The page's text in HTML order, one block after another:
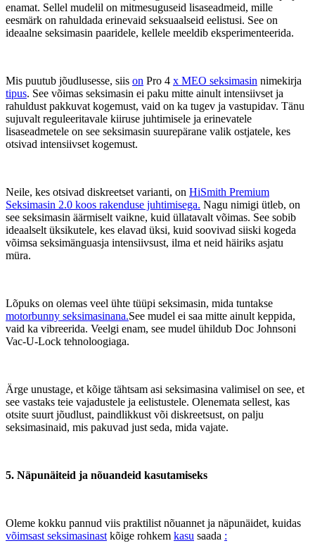
enamat. Sellel mudelil on mitmesuguseid lisaseadmeid, mille
eesmärk on rahuldada erinevaid seksuaalseid eelistusi. See on
ideaalne seksimasin paaridele, kellele meeldib eksperimenteerida.
Mis puutub jõudlusesse, siis on Pro 4 x MEO seksimasin nimekirja
tipus. See võimas seksimasin ei paku mitte ainult intensiivset ja
rahuldust pakkuvat kogemust, vaid on ka tugev ja vastupidav. Tänu
sujuvalt reguleeritavale kiiruse juhtimisele ja erinevatele
lisaseadmetele on see seksimasin suurepärane valik ostjatele, kes
otsivad intensiivset kogemust.
Neile, kes otsivad diskreetset varianti, on HiSmith Premium
Seksimasin 2.0 koos rakenduse juhtimisega. Nagu nimigi ütleb, on
see seksimasin äärmiselt vaikne, kuid üllatavalt võimas. See sobib
ideaalselt üksikutele, kes elavad üksi, kuid soovivad siiski kogeda
võimsa seksimänguasja intensiivsust, ilma et neid häiriks asjatu
müra.
Lõpuks on olemas veel ühte tüüpi seksimasin, mida tuntakse
motorbunny seksimasinana.See mudel ei saa mitte ainult keppida,
vaid ka vibreerida. Veelgi enam, see mudel ühildub Doc Johnsoni
Vac-U-Lock tehnoloogiaga.
Ärge unustage, et kõige tähtsam asi seksimasina valimisel on see, et
see vastaks teie vajadustele ja eelistustele. Olenemata sellest, kas
otsite suurt jõudlust, paindlikkust või diskreetsust, on palju
seksimasinaid, mis pakuvad just seda, mida vajate.
5. Näpunäiteid ja nõuandeid kasutamiseks
Oleme kokku pannud viis praktilist nõuannet ja näpunäidet, kuidas
võimsast seksimasinast kõige rohkem kasu saada :